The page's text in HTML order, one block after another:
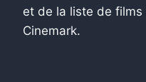
et de la liste de films
Cinemark.